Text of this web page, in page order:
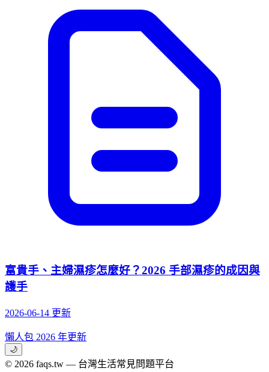
富貴手、主婦濕疹怎麼好？2026 手部濕疹的成因與
護手
2026-06-14 更新
懶人包 2026 年更新
🌙
© 2026 faqs.tw — 台灣生活常見問題平台